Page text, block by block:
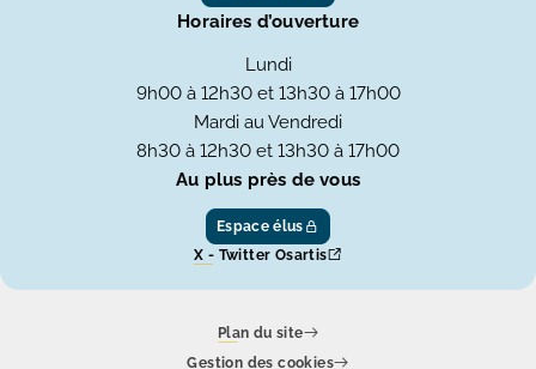
Horaires d’ouverture
Lundi
9h00 à 12h30 et 13h30 à 17h00
Mardi au Vendredi
8h30 à 12h30 et 13h30 à 17h00
Au plus près de vous
Espace élus
X - Twitter Osartis
Plan du site
Gestion des cookies